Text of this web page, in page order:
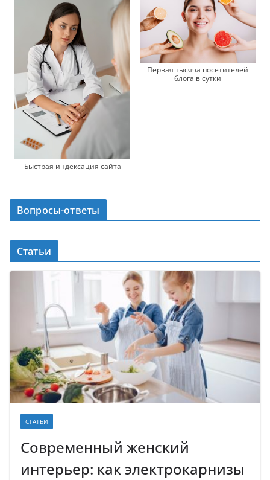
Быстрая индексация сайта
Первая тысяча посетителей
блога в сутки
Вопросы-ответы
Статьи
СТАТЬИ
Современный женский
интерьер: как электрокарнизы